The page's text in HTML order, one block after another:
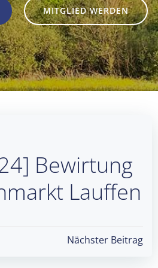
MITGLIED WERDEN
Bewirtung
Lauffen
PostNächster Beitrag